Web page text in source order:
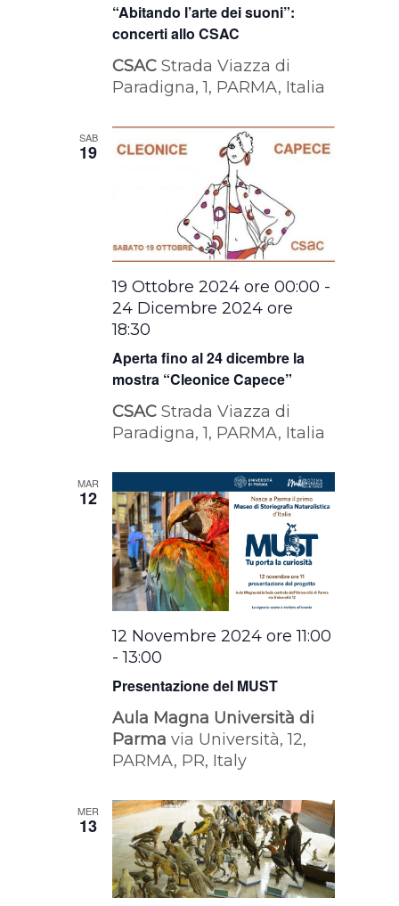
“Abitando l’arte dei suoni”:
concerti allo CSAC
CSACStrada Viazza di
Paradigna, 1, PARMA, Italia
SAB
19
Aperta fino al 24 dicembre la
mostra “Cleonice Capece”
19 Ottobre 2024 ore 00:00 -
24 Dicembre 2024 ore
18:30
CSACStrada Viazza di
Paradigna, 1, PARMA, Italia
MAR
12
Presentazione del MUST
12 Novembre 2024 ore 11:00
-13:00
Aula Magna Università di
Parmavia Università, 12,
PARMA, PR, Italy
MER
13